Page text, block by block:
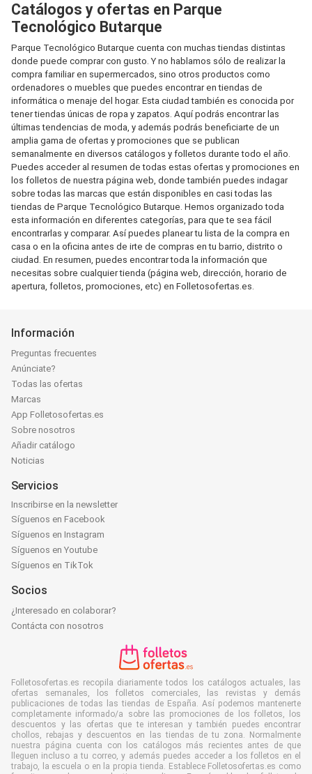
Catálogos y ofertas en Parque
Tecnológico Butarque
Parque Tecnológico Butarque cuenta con muchas tiendas distintas
donde puede comprar con gusto. Y no hablamos sólo de realizar la
compra familiar en supermercados, sino otros productos como
ordenadores o muebles que puedes encontrar en tiendas de
informática o menaje del hogar. Esta ciudad también es conocida por
tener tiendas únicas de ropa y zapatos. Aquí podrás encontrar las
últimas tendencias de moda, y además podrás beneficiarte de un
amplia gama de ofertas y promociones que se publican
semanalmente en diversos catálogos y folletos durante todo el año.
Puedes acceder al resumen de todas estas ofertas y promociones en
los folletos de nuestra página web, donde también puedes indagar
sobre todas las marcas que están disponibles en casi todas las
tiendas de Parque Tecnológico Butarque. Hemos organizado toda
esta información en diferentes categorías, para que te sea fácil
encontrarlas y comparar. Así puedes planear tu lista de la compra en
casa o en la oficina antes de irte de compras en tu barrio, distrito o
ciudad. En resumen, puedes encontrar toda la información que
necesitas sobre cualquier tienda (página web, dirección, horario de
apertura, folletos, promociones, etc) en Folletosofertas.es.
Información
Preguntas frecuentes
Anúnciate?
Todas las ofertas
Marcas
App Folletosofertas.es
Sobre nosotros
Añadir catálogo
Noticias
Servicios
Inscribirse en la newsletter
Síguenos en Facebook
Síguenos en Instagram
Síguenos en Youtube
Síguenos en TikTok
Socios
¿Interesado en colaborar?
Contácta con nosotros
Folletosofertas.es recopila diariamente todos los catálogos actuales, las
ofertas semanales, los folletos comerciales, las revistas y demás
publicaciones de todas las tiendas de España. Así podemos mantenerte
completamente informado/a sobre las promociones de los folletos, los
descuentos y las ofertas que te interesan y también puedes encontrar
chollos, rebajas y descuentos en las tiendas de tu zona. Normalmente
nuestra página cuenta con los catálogos más recientes antes de que
lleguen incluso a tu correo, y además puedes acceder a los folletos en el
trabajo, la escuela o en la propia tienda. Establece Folletosofertas.es como